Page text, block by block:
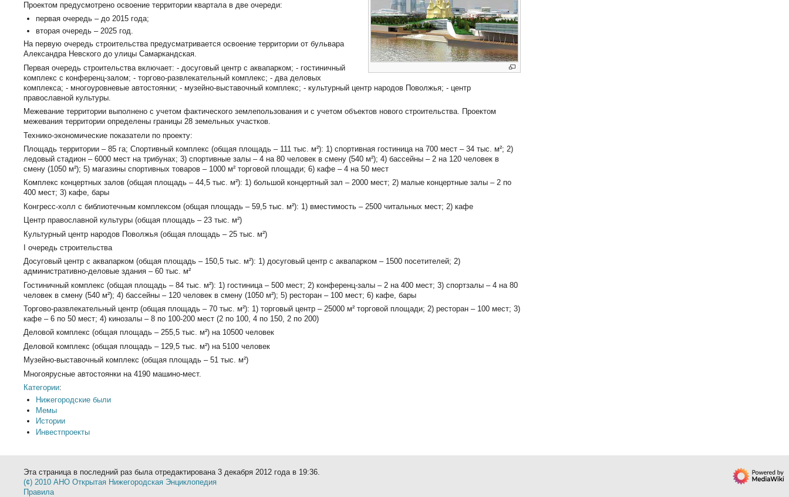
Проектом предусмотрено освоение территории квартала в две очереди:
первая очередь – до 2015 года;
вторая очередь – 2025 год.
На первую очередь строительства предусматривается освоение территории от бульвара
Александра Невского до улицы Самаркандская.
Первая очередь строительства включает: - досуговый центр с аквапарком; - гостиничный
комплекс с конференц-залом; - торгово-развлекательный комплекс; - два деловых
комплекса; - многоуровневые автостоянки; - музейно-выставочный комплекс; - культурный центр народов Поволжья; - центр
православной культуры.
Межевание территории выполнено с учетом фактического землепользования и с учетом объектов нового строительства. Проектом
межевания территории определены границы 28 земельных участков.
Технико-экономические показатели по проекту:
Площадь территории – 85 га; Спортивный комплекс (общая площадь – 111 тыс. м²): 1) спортивная гостиница на 700 мест – 34 тыс. м²; 2)
ледовый стадион – 6000 мест на трибунах; 3) спортивные залы – 4 на 80 человек в смену (540 м²); 4) бассейны – 2 на 120 человек в
смену (1050 м²); 5) магазины спортивных товаров – 1000 м² торговой площади; 6) кафе – 4 на 50 мест
Комплекс концертных залов (общая площадь – 44,5 тыс. м²): 1) большой концертный зал – 2000 мест; 2) малые концертные залы – 2 по
400 мест; 3) кафе, бары
Конгресс-холл с библиотечным комплексом (общая площадь – 59,5 тыс. м²): 1) вместимость – 2500 читальных мест; 2) кафе
Центр православной культуры (общая площадь – 23 тыс. м²)
Культурный центр народов Поволжья (общая площадь – 25 тыс. м²)
I очередь строительства
Досуговый центр с аквапарком (общая площадь – 150,5 тыс. м²): 1) досуговый центр с аквапарком – 1500 посетителей; 2)
административно-деловые здания – 60 тыс. м²
Гостиничный комплекс (общая площадь – 84 тыс. м²): 1) гостиница – 500 мест; 2) конференц-залы – 2 на 400 мест; 3) спортзалы – 4 на 80
человек в смену (540 м²); 4) бассейны – 120 человек в смену (1050 м²); 5) ресторан – 100 мест; 6) кафе, бары
Торгово-развлекательный центр (общая площадь – 70 тыс. м²): 1) торговый центр – 25000 м² торговой площади; 2) ресторан – 100 мест; 3)
кафе – 6 по 50 мест; 4) кинозалы – 8 по 100-200 мест (2 по 100, 4 по 150, 2 по 200)
Деловой комплекс (общая площадь – 255,5 тыс. м²) на 10500 человек
Деловой комплекс (общая площадь – 129,5 тыс. м²) на 5100 человек
Музейно-выставочный комплекс (общая площадь – 51 тыс. м²)
Многоярусные автостоянки на 4190 машино-мест.
Категории:
Нижегородские были
Мемы
Истории
Инвестпроекты
Эта страница в последний раз была отредактирована 3 декабря 2012 года в 19:36.
(¢) 2010 АНО Открытая Нижегородская Энциклопедия
Правила